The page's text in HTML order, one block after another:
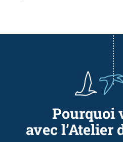
Pourquoi
avec l’Atelier